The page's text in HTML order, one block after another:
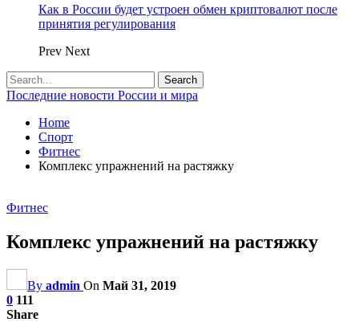
Как в России будет устроен обмен криптовалют после
принятия регулирования
Prev Next
Последние новости России и мира
Home
Спорт
Фитнес
Комплекс упражнений на растяжку
Фитнес
Комплекс упражнений на растяжку
By admin On Май 31, 2019
0 111
Share